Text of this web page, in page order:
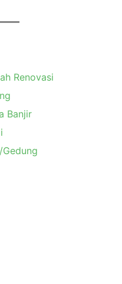
Renovasi
Banjir
Gedung